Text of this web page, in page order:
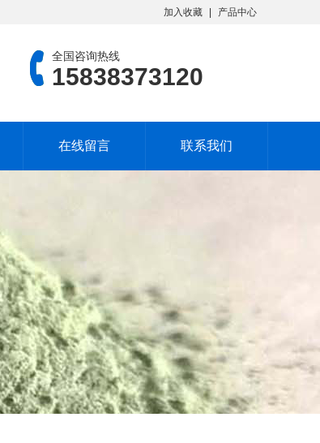
加入收藏 产品中心
全国咨询热线
15838373120
在线留言 联系我们